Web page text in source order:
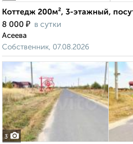
Коттедж 200м², 3-этажный,
8 000 ₽ в сутки
Асеева
Собственник, 07.08.2026
3